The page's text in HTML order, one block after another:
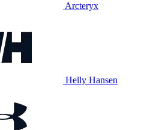
Arcteryx
Helly Hansen